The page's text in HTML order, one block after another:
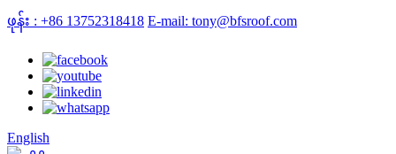
ဖုန်း : +86 13752318418 E-mail: tony@bfsroof.com
English